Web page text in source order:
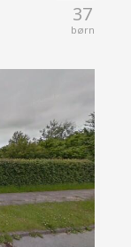
37
børn